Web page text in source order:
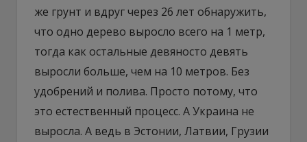
же грунт и вдруг через 26 лет обнаружить,
что одно дерево выросло всего на 1 метр,
тогда как остальные девяносто девять
выросли больше, чем на 10 метров. Без
удобрений и полива. Просто потому, что
это естественный процесс. А Украина не
выросла. А ведь в Эстонии, Латвии, Грузии